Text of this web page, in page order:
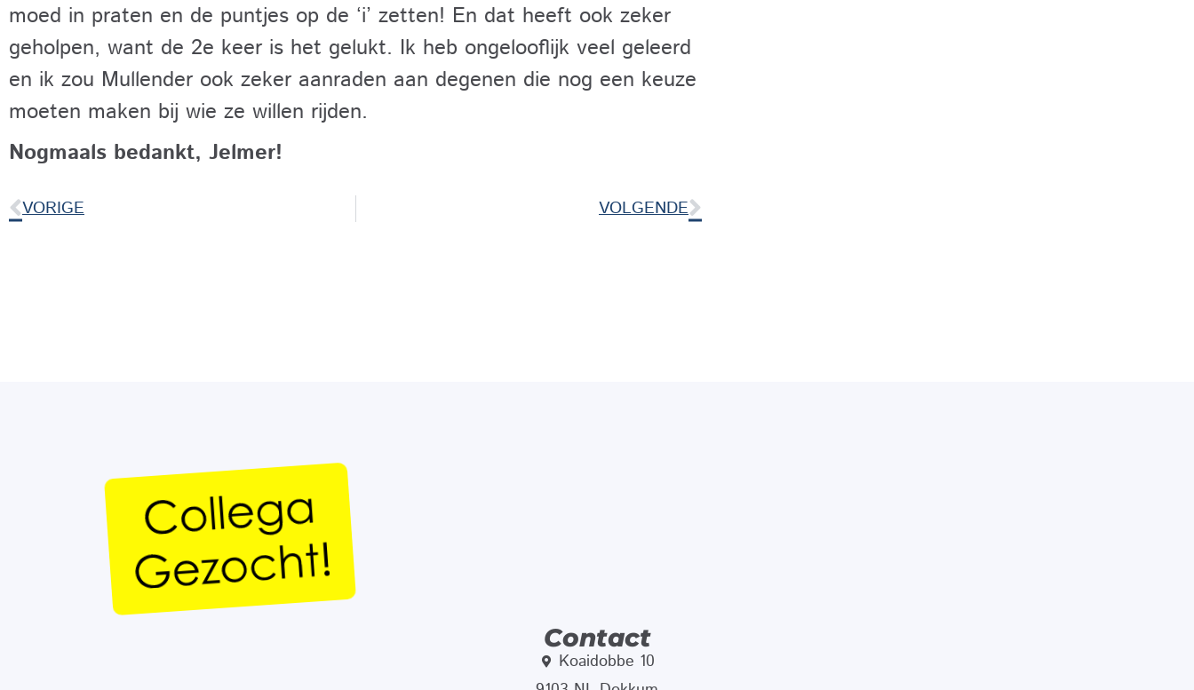
moed in praten en de puntjes op de ‘i’ zetten! En dat heeft ook zeker
geholpen, want de 2e keer is het gelukt. Ik heb ongelooflijk veel geleerd
en ik zou Mullender ook zeker aanraden aan degenen die nog een keuze
moeten maken bij wie ze willen rijden.
Nogmaals bedankt, Jelmer!
VORIGE VOLGENDE
Contact
Koaidobbe 10